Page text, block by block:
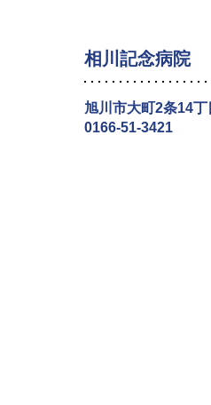
相川記念病院
旭川市大町2条14
0166-51-3421